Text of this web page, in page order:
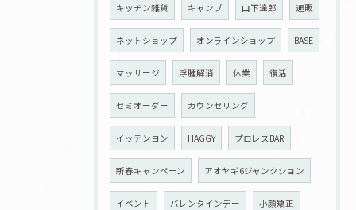
キッチン雑貨 キャンプ 山下達郎 通販
ネットショップ オンラインショップ BASE
マッサージ 浮腫解消 休業 復活
セミオーダー カウンセリング
イッテンヨン HAGGY プロレスBAR
新春キャンペーン アオヤギ6ジャンクション
イベント バレンタインデー 小顔矯正